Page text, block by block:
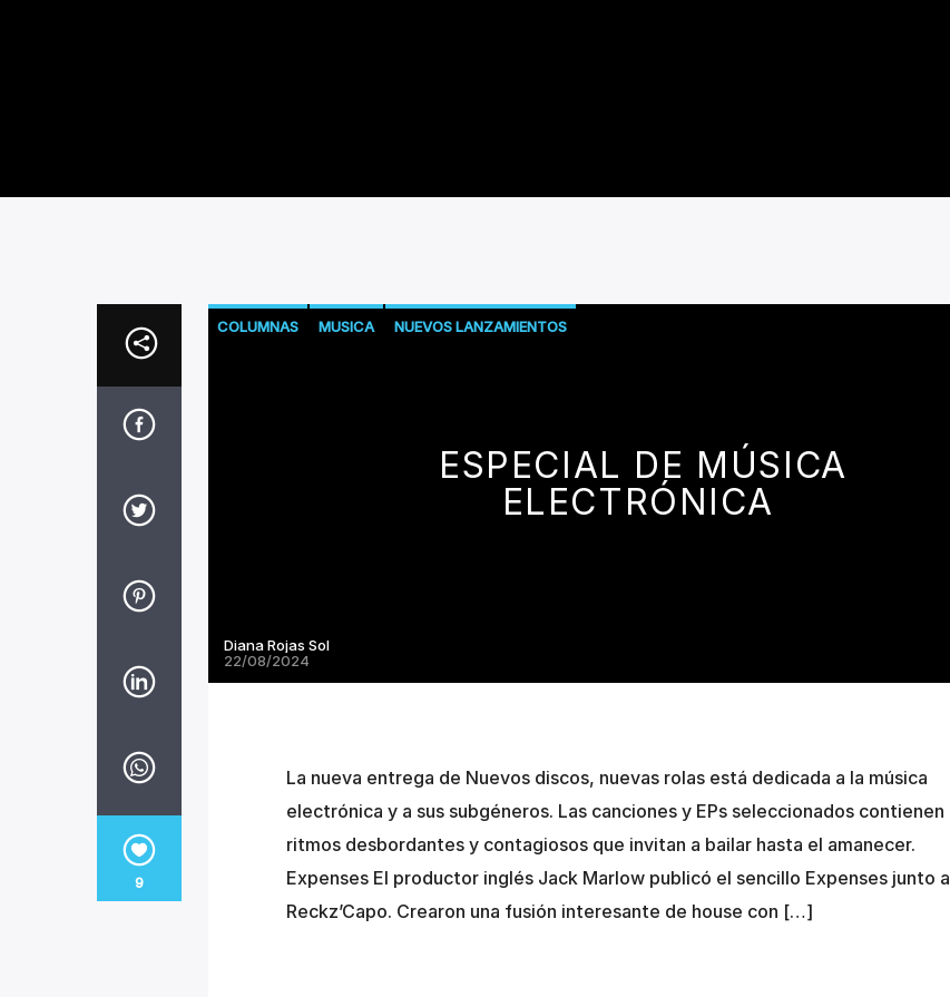
9
COLUMNAS MUSICA NUEVOS LANZAMIENTOS
ESPECIAL DE MÚSICA
ELECTRÓNICA
Diana Rojas Sol
22/08/2024
La nueva entrega de Nuevos discos, nuevas rolas está dedicada a la música
electrónica y a sus subgéneros. Las canciones y EPs seleccionados contienen
ritmos desbordantes y contagiosos que invitan a bailar hasta el amanecer.
Expenses El productor inglés Jack Marlow publicó el sencillo Expenses junto a
Reckz’Capo. Crearon una fusión interesante de house con […]